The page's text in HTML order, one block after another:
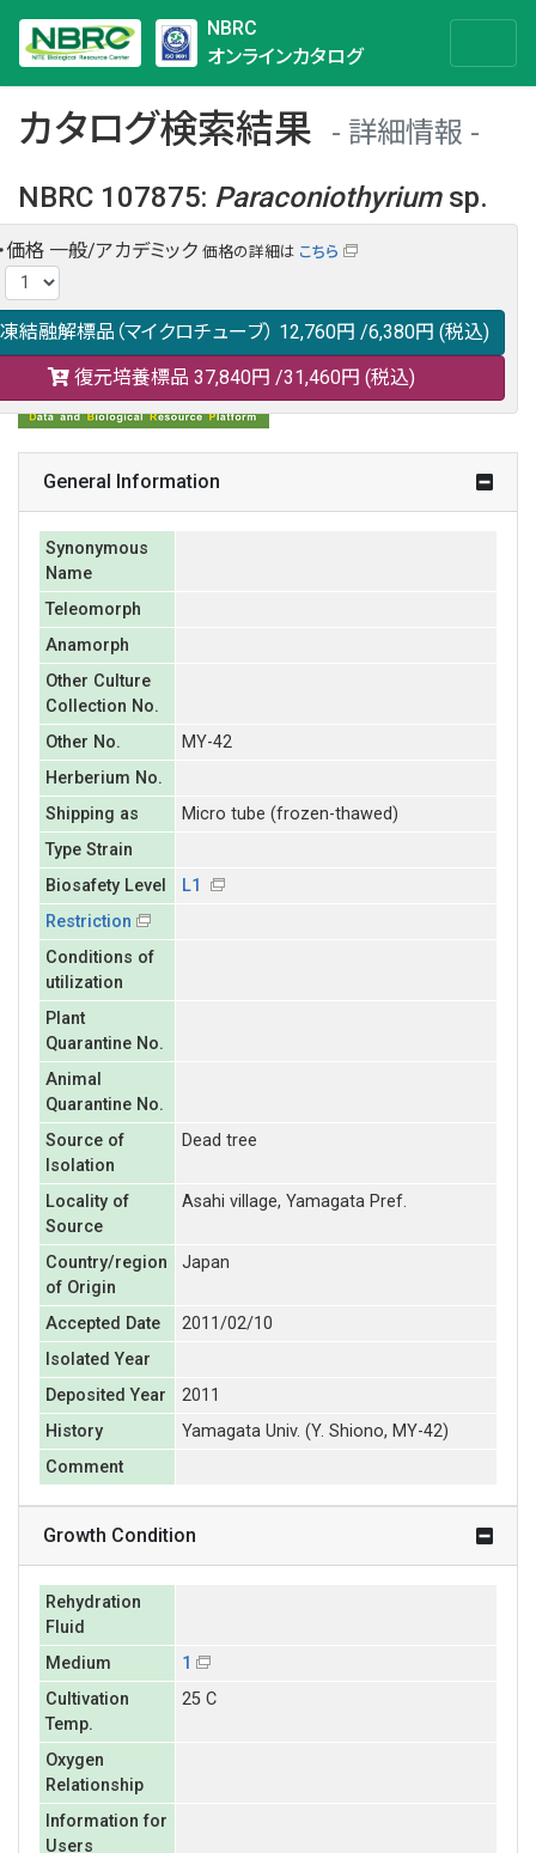
NBRC
オンラインカタログ
カタログ検索結果
詳細情報
NBRC 107875: Paraconiothyriumsp.
NBRC 107875の情報や関連データは以下のバナー(DBRP)か
らご覧ください。
日本語での検索も可能です。
価格 一般/アカデミック 価格の詳細は こちら
凍結融解標品（マイクロチューブ） 12,760円 /6,380円 (税込)
復元培養標品 37,840円 /31,460円 (税込)
General Information
Synonymous
Name
Teleomorph
Anamorph
Other Culture
Collection No.
Other No.
MY-42
Herberium No.
Shipping as
Micro tube (frozen-thawed)
Type Strain
Biosafety Level
L1
Restriction
Conditions of
utilization
Plant
Quarantine No.
Animal
Quarantine No.
Source of
Isolation
Dead tree
Locality of
Source
Asahi village, Yamagata Pref.
Country/region
of Origin
Japan
Accepted Date
2011/02/10
Isolated Year
Deposited Year
2011
History
Yamagata Univ. (Y. Shiono, MY-42)
Comment
Growth Condition
Rehydration
Fluid
Medium
1
Cultivation
Temp.
25 C
Oxygen
Relationship
Information for
Users